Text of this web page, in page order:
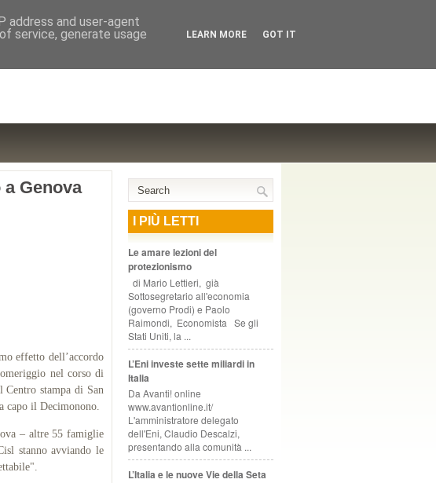
RISTORANTE COOPERATIVO, ZURIGO
Genova
effetto dell’accordo
nel corso di
Centro stampa di San
capo il Decimonono.
– altre 55 famiglie
stanno avviando le
I PIÙ LETTI
Le amare lezioni del
protezionismo
di Mario Lettieri, già
Sottosegretario all'economia
(governo Prodi) e Paolo
Raimondi, Economista Se gli
Stati Uniti, la ...
L’Eni investe sette miliardi in
Italia
Da Avanti! online
www.avantionline.it/
L'amministratore delegato
dell'Eni, Claudio Descalzi,
presentando alla comunità ...
L’Italia e le nuove Vie della Seta
address and user-agent
service, generate usage
LEARN MORE GOT IT